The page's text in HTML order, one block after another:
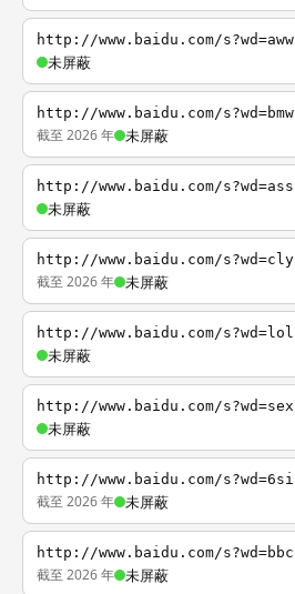
http://www.baidu.com/s?wd=aww
未屏蔽
http://www.baidu.com/s?wd=bmw
截至 2026 年 未屏蔽
http://www.baidu.com/s?wd=ass
未屏蔽
http://www.baidu.com/s?wd=cly
截至 2026 年 未屏蔽
http://www.baidu.com/s?wd=lol
未屏蔽
http://www.baidu.com/s?wd=sex
未屏蔽
http://www.baidu.com/s?wd=6si
截至 2026 年 未屏蔽
http://www.baidu.com/s?wd=bbc
截至 2026 年 未屏蔽